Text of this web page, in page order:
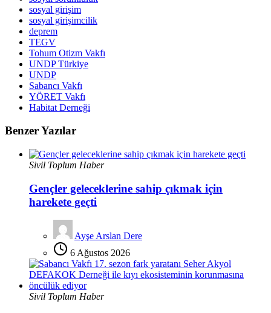
sosyal girişim
sosyal girişimcilik
deprem
TEGV
Tohum Otizm Vakfı
UNDP Türkiye
UNDP
Sabancı Vakfı
YÖRET Vakfı
Habitat Derneği
Benzer Yazılar
Sivil Toplum Haber
Gençler geleceklerine sahip çıkmak için
harekete geçti
Ayşe Arslan Dere
6 Ağustos 2026
Sivil Toplum Haber